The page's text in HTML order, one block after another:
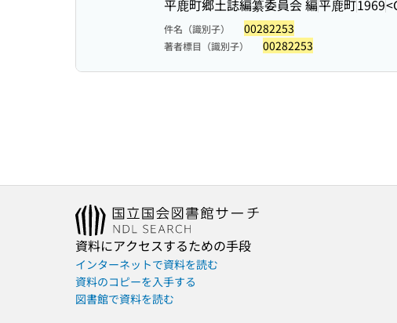
平鹿町郷土誌編纂委員会 編平鹿町1969
件名（識別子） 00282253
著者標目（識別子） 00282253
資料にアクセスするための手段
インターネットで資料を読む
資料のコピーを入手する
図書館で資料を読む